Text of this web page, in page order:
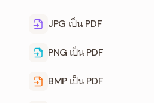
JPG เป็น PDF
PNG เป็น PDF
BMP เป็น PDF